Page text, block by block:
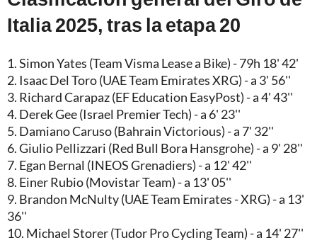
Italia 2025, tras la etapa 20
1. Simon Yates (Team Visma Lease a Bike) - 79h 18' 42'
2. Isaac Del Toro (UAE Team Emirates XRG) - a 3' 56''
3. Richard Carapaz (EF Education EasyPost) - a 4' 43''
4. Derek Gee (Israel Premier Tech) - a 6' 23''
5. Damiano Caruso (Bahrain Victorious) - a 7' 32''
6. Giulio Pellizzari (Red Bull Bora Hansgrohe) - a 9' 28''
7. Egan Bernal (INEOS Grenadiers) - a 12' 42''
8. Einer Rubio (Movistar Team) - a 13' 05''
9. Brandon McNulty (UAE Team Emirates - XRG) - a 13'
36''
10. Michael Storer (Tudor Pro Cycling Team) - a 14' 27''